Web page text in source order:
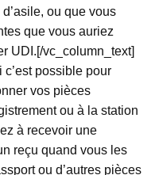
ou que vous
que vous auriez
UDI.[/vc_column_text]
possible pour
vos pièces
ou à la station
à recevoir une
reçu quand vous les
ou d’autres pièces